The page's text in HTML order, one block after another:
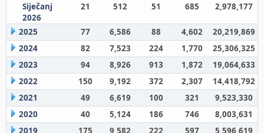
Siječanj
2026
21 512 51 685 2,978,177
2025 77 6,586 88 4,602
20,219,869
2024
82 7,523 224 1,770
25,306,325
2023
94 8,926 913 1,872
19,064,633
2022
150 9,192 372 2,307
14,418,792
2021
49 6,619 100 321
9,523,330
2020
40 5,124 186 746
8,003,631
2019
175 9,582 222 597 5,596,619